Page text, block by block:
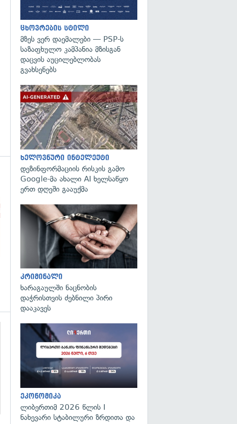
გადახედვა
ცხოვრების სტილი
მზეს ვერ დაემალები — PSP-ს
საზაფხულო კამპანია მზისგან
დაცვის აუცილებლობას
გვახსენებს
ხელოვნური ინტელექტი
დეზინფორმაციის რისკის გამო
Google-მა ახალი AI ხელსაწყო
ერთ დღეში გააუქმა
კრიმინალი
ხარაგაულში ნაცნობის
დაჭრისთვის ძებნილი პირი
დააკავეს
ეკონომიკა
ლიბერთიმ 2026 წლის I
ნახევარი სტაბილური ზრდითა და